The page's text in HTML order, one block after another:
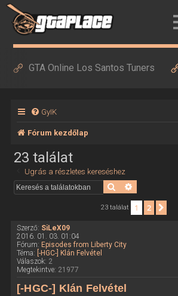
GTA Online Los Santos Tuners
GyIK
Fórum kezdőlap
23 találat
Ugrás a részletes kereséshez
Keresés
23 találat 1 2
Szerző: SiLeX09
2016. 01. 03. 01:04
Fórum: Episodes from Liberty City
Téma: [-HGC-] Klán Felvétel
Válaszok: 2
Megtekintve: 21977
[-HGC-] Klán Felvétel